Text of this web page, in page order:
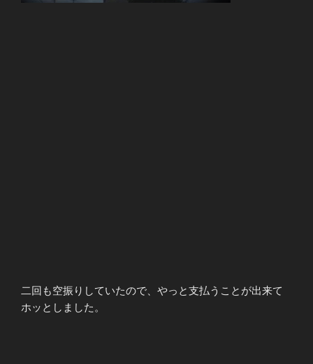
二回も空振りしていたので、やっと支払うことが出来て
ホッとしました。